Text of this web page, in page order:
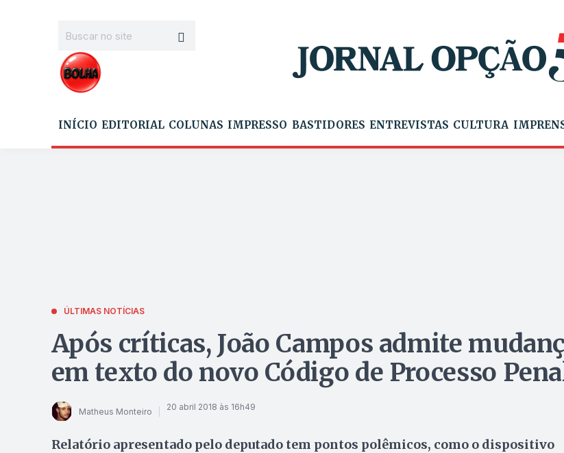
INÍCIO EDITORIAL COLUNAS IMPRESSO BASTIDORES ENTREVISTAS CULTURA
ÚLTIMAS NOTÍCIAS
Após críticas, João Campos admite
em texto do novo Código de Processo
Matheus Monteiro 20 abril 2018 às 16h49
Relatório apresentado pelo deputado tem pontos polêmicos, como o dispositivo